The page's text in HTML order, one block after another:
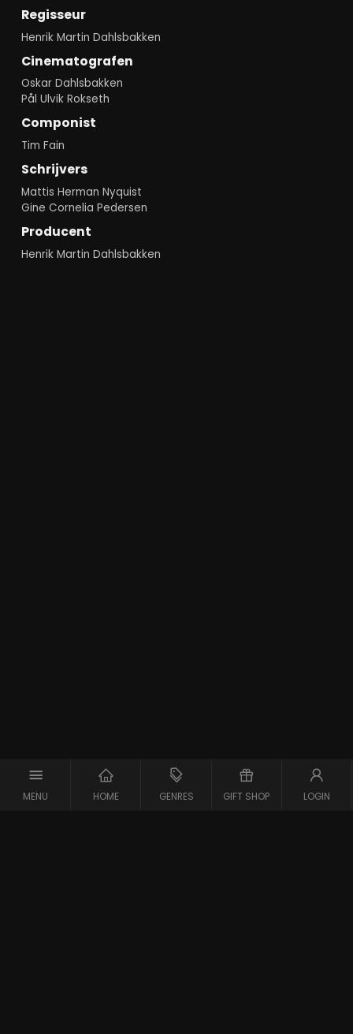
MENU HOME GENRES GIFT SHOP LOGIN
Regisseur
Henrik Martin Dahlsbakken
Cinematografen
Oskar Dahlsbakken
Pål Ulvik Rokseth
Componist
Tim Fain
Schrijvers
Mattis Herman Nyquist
Gine Cornelia Pedersen
Producent
Henrik Martin Dahlsbakken